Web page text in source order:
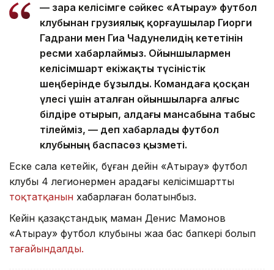
— Өзара келісімге сәйкес «Атырау» футбол
клубынан грузиялық қорғаушылар Гиорги
Гадрани мен Гиа Чадунелидің кететінін
ресми хабарлаймыз. Ойыншылармен
келісімшарт екіжақты түсіністік
шеңберінде бұзылды. Командаға қосқан
үлесі үшін аталған ойыншыларға алғыс
білдіре отырып, алдағы мансабына табыс
тілейміз, — деп хабарлады футбол
клубының баспасөз қызметі.
Еске сала кетейік, бұған дейін «Атырау» футбол
клубы 4 легионермен арадағы келісімшартты
тоқтатқанын хабарлаған болатынбыз.
Кейін қазақстандық маман Денис Мамонов
«Атырау» футбол клубының жаңа бас бапкері болып
тағайындалды.